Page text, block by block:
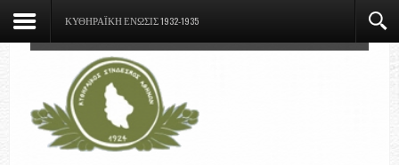
ΚΥΘΗΡΑΪΚΗ ΕΝΩΣΙΣ 1932-1935